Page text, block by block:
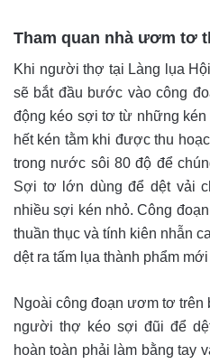
Tham quan nhà ươm tơ
Khi người thợ tại Làng lụa
sẽ bắt đầu bước vào công
động kéo sợi tơ từ những
hết kén tằm khi được thu
trong nước sôi 80 độ để
Sợi tơ lớn dùng để dệt vải
nhiều sợi kén nhỏ. Công
thuần thục và tính kiên nhẫn
dệt ra tấm lụa thành phẩm
Ngoài công đoạn ươm tơ trên
người thợ kéo sợi đũi để
hoàn toàn phải làm bằng tay